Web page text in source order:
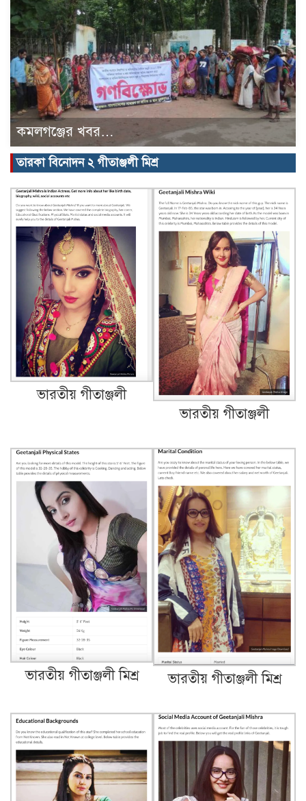
কমলগঞ্জের খবর…
তারকা বিনোদন ২ গীতাঞ্জলী মিশ্র
ভারতীয় গীতাঞ্জলী
ভারতীয় গীতাঞ্জলী
ভারতীয় গীতাঞ্জলী মিশ্র ভারতীয় গীতাঞ্জলী মিশ্র